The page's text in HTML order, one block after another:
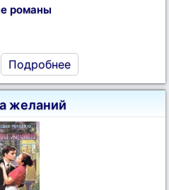
романы
Подробнее
желаний